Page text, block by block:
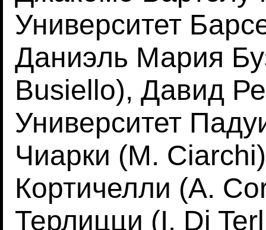
Университет
Даниэль Мария
Busiello), Давид
Университет
Чиарки (M.
Кортичелли (A.
Терлицци (I. Di